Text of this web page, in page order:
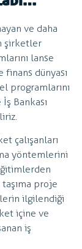
ve daha
şirketler
lanse
dünyası
programlarını
Bankası
çalışanları
yöntemlerini
proje
ilgilendiği
içine ve
iş